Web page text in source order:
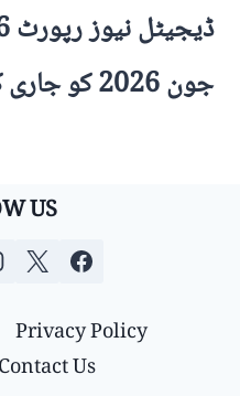
جون 2026 کو جاری کی گئی۔
US
Privacy Policy
Contact Us